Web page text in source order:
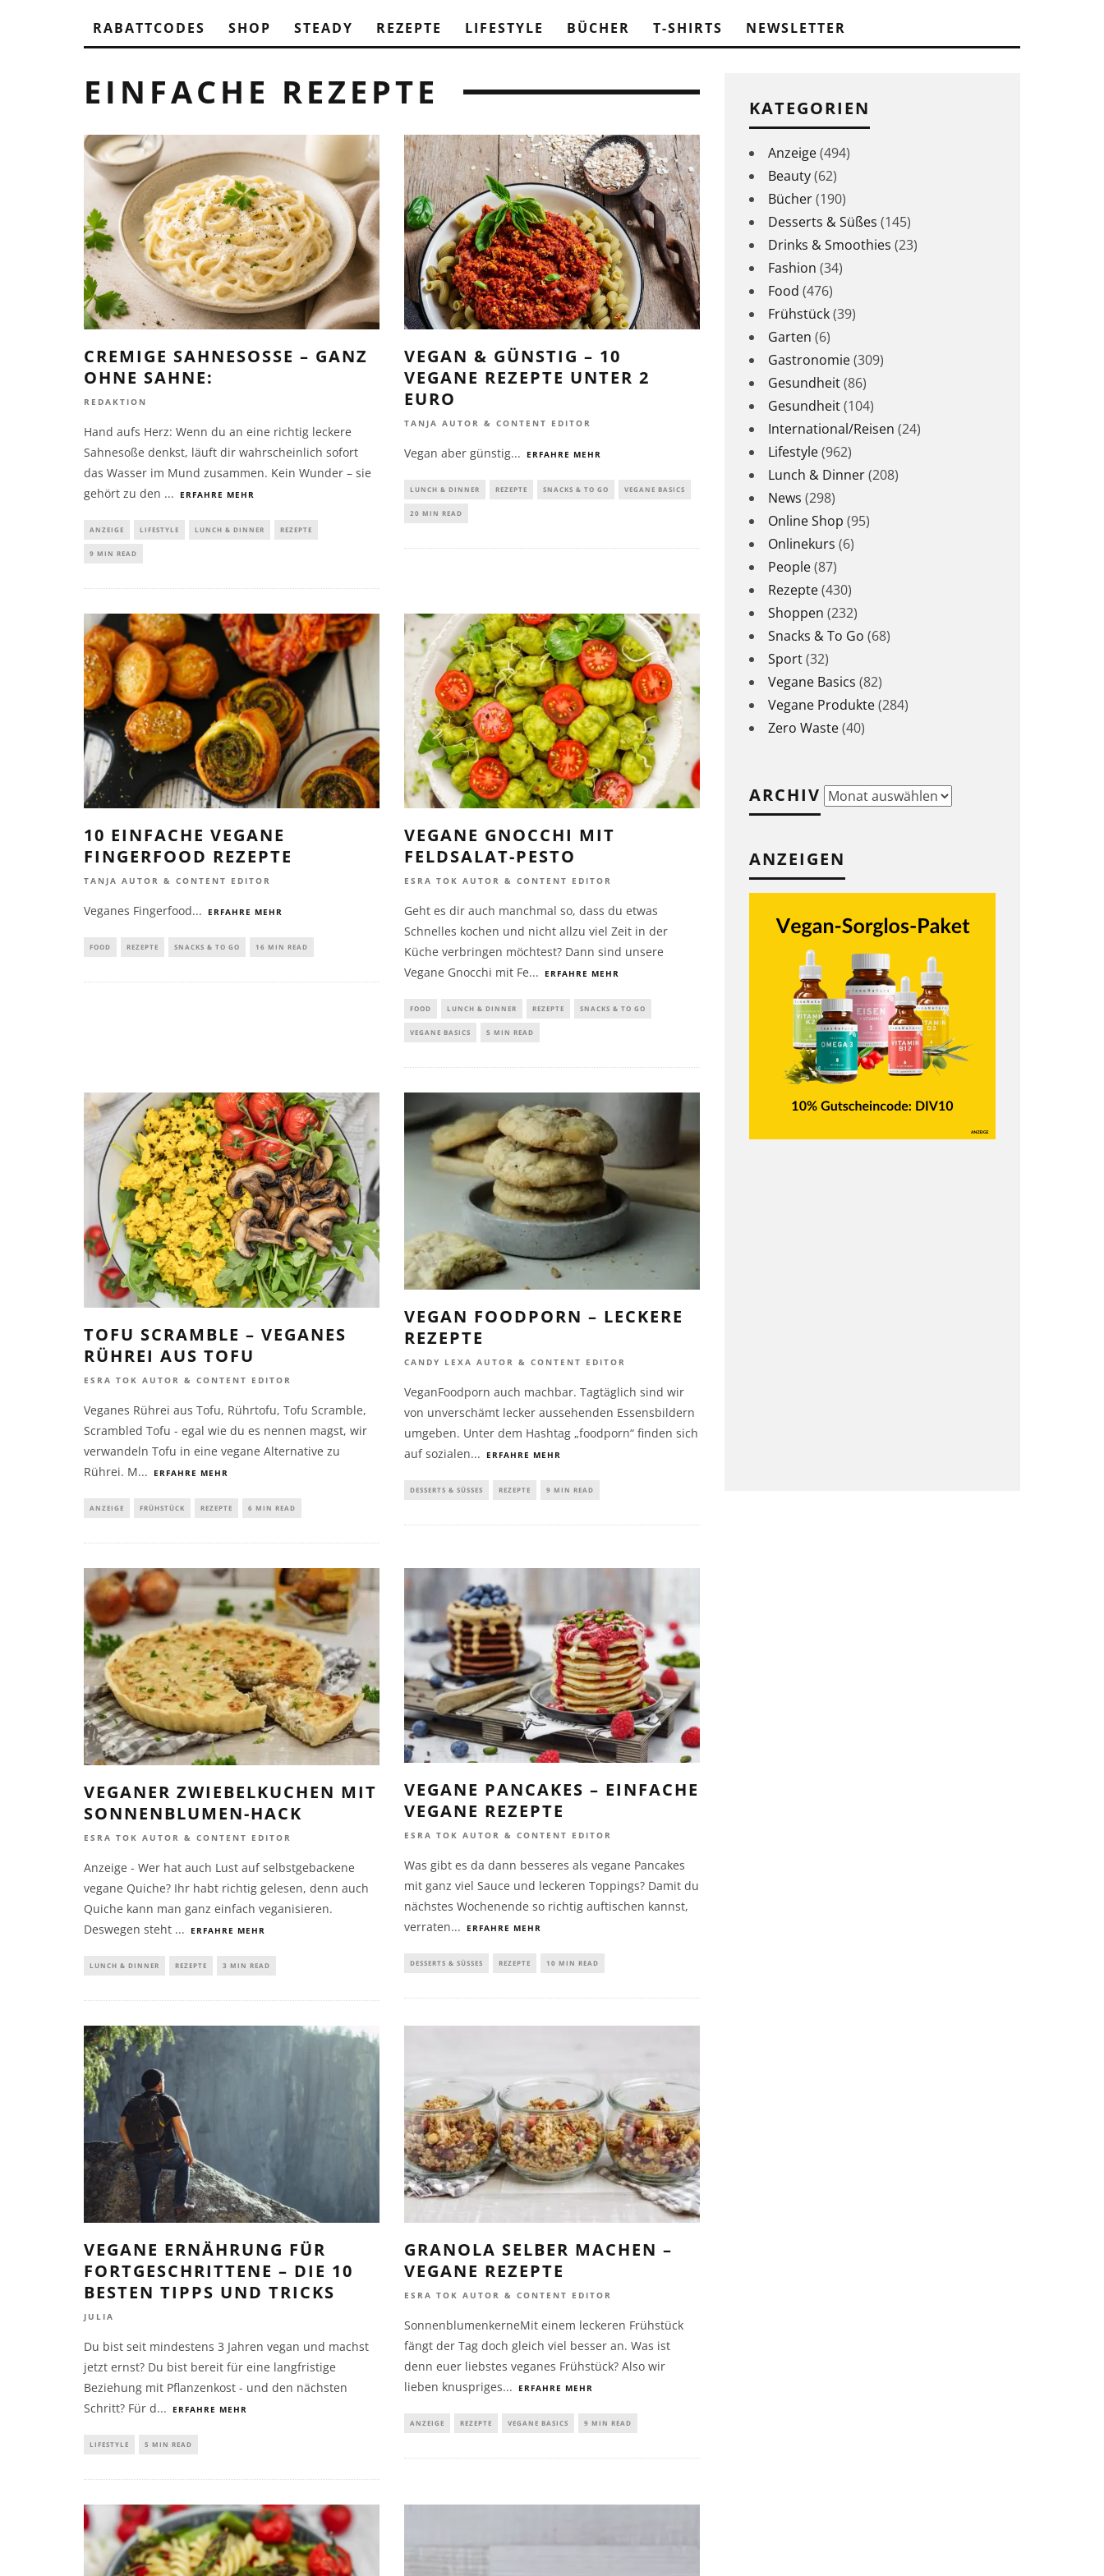
RABATTCODES SHOP STEADY REZEPTE LIFESTYLE BÜCHER T-SHIRTS NEWSLETTER
EINFACHE REZEPTE
CREMIGE SAHNESOSSE – GANZ O
HNE SAHNE:
REDAKTION
Hand aufs Herz: Wenn du an eine richtig leckere
Sahnesoße denkst, läuft dir wahrscheinlich sofort
das Wasser im Mund zusammen. Kein Wunder – sie
gehört zu den ... ERFAHRE MEHR
ANZEIGE LIFESTYLE LUNCH & DINNER REZEPTE
9 MIN READ
VEGAN & GÜNSTIG – 10
VEGANE REZEPTE UNTER 2
EURO
TANJA AUTOR & CONTENT EDITOR
Vegan aber günstig... ERFAHRE MEHR
LUNCH & DINNER REZEPTE SNACKS & TO GO VEGANE BASICS
20 MIN READ
10 EINFACHE VEGANE
FINGERFOOD REZEPTE
TANJA AUTOR & CONTENT EDITOR
Veganes Fingerfood... ERFAHRE MEHR
FOOD REZEPTE SNACKS & TO GO 16 MIN READ
VEGANE GNOCCHI MIT
FELDSALAT-PESTO
ESRA TOK AUTOR & CONTENT EDITOR
Geht es dir auch manchmal so, dass du etwas
Schnelles kochen und nicht allzu viel Zeit in der
Küche verbringen möchtest? Dann sind unsere
Vegane Gnocchi mit Fe... ERFAHRE MEHR
FOOD LUNCH & DINNER REZEPTE SNACKS & TO GO
VEGANE BASICS 5 MIN READ
TOFU SCRAMBLE – VEGANES
RÜHREI AUS TOFU
ESRA TOK AUTOR & CONTENT EDITOR
Veganes Rührei aus Tofu, Rührtofu, Tofu Scramble,
Scrambled Tofu - egal wie du es nennen magst, wir
verwandeln Tofu in eine vegane Alternative zu
Rührei. M... ERFAHRE MEHR
ANZEIGE FRÜHSTÜCK REZEPTE 6 MIN READ
VEGAN FOODPORN – LECKERE
REZEPTE
CANDY LEXA AUTOR & CONTENT EDITOR
VeganFoodporn auch machbar. Tagtäglich sind wir
von unverschämt lecker aussehenden Essensbildern
umgeben. Unter dem Hashtag „foodporn“ finden sich
auf sozialen... ERFAHRE MEHR
DESSERTS & SÜSSES REZEPTE 9 MIN READ
VEGANER ZWIEBELKUCHEN MIT
SONNENBLUMEN-HACK
ESRA TOK AUTOR & CONTENT EDITOR
Anzeige - Wer hat auch Lust auf selbstgebackene
vegane Quiche? Ihr habt richtig gelesen, denn auch
Quiche kann man ganz einfach veganisieren.
Deswegen steht ... ERFAHRE MEHR
LUNCH & DINNER REZEPTE 3 MIN READ
VEGANE PANCAKES – EINFACHE
VEGANE REZEPTE
ESRA TOK AUTOR & CONTENT EDITOR
Was gibt es da dann besseres als vegane Pancakes
mit ganz viel Sauce und leckeren Toppings? Damit du
nächstes Wochenende so richtig auftischen kannst,
verraten... ERFAHRE MEHR
DESSERTS & SÜSSES REZEPTE 10 MIN READ
VEGANE ERNÄHRUNG FÜR
FORTGESCHRITTENE – DIE 10
BESTEN TIPPS UND TRICKS
JULIA
Du bist seit mindestens 3 Jahren vegan und machst
jetzt ernst? Du bist bereit für eine langfristige
Beziehung mit Pflanzenkost - und den nächsten
Schritt? Für d... ERFAHRE MEHR
LIFESTYLE 5 MIN READ
GRANOLA SELBER MACHEN –
VEGANE REZEPTE
ESRA TOK AUTOR & CONTENT EDITOR
SonnenblumenkerneMit einem leckeren Frühstück
fängt der Tag doch gleich viel besser an. Was ist
denn euer liebstes veganes Frühstück? Also wir
lieben knuspriges... ERFAHRE MEHR
ANZEIGE REZEPTE VEGANE BASICS 9 MIN READ
KATEGORIEN
Anzeige(494)
Beauty(62)
Bücher(190)
Desserts & Süßes (145)
Drinks & Smoothies (23)
Fashion (34)
Food (476)
Frühstück(39)
Garten (6)
Gastronomie(309)
Gesundheit(86)
Gesundheit(104)
International/Reisen (24)
Lifestyle(962)
Lunch & Dinner(208)
News (298)
Online Shop (95)
Onlinekurs (6)
People(87)
Rezepte(430)
Shoppen (232)
Snacks & To Go (68)
Sport(32)
Vegane Basics (82)
Vegane Produkte(284)
Zero Waste(40)
ARCHIV Archiv
ANZEIGEN